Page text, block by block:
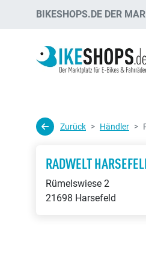
BIKESHOPS.DE DER
Zurück Händler
RADWELT
Rümelswiese 2
21698 Harsefeld